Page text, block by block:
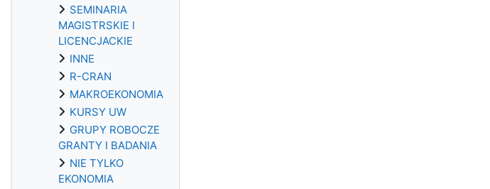
SEMINARIA
MAGISTRSKIE I
LICENCJACKIE
INNE
R-CRAN
MAKROEKONOMIA
KURSY UW
GRUPY ROBOCZE
GRANTY I BADANIA
NIE TYLKO
EKONOMIA